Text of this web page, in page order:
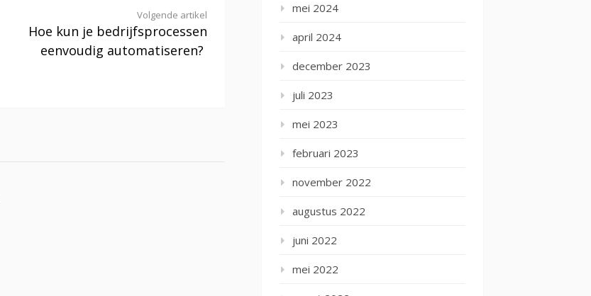
Volgende artikel
Hoe kun je bedrijfsprocessen
eenvoudig automatiseren?
mei 2024
april 2024
december 2023
juli 2023
mei 2023
februari 2023
november 2022
augustus 2022
juni 2022
mei 2022